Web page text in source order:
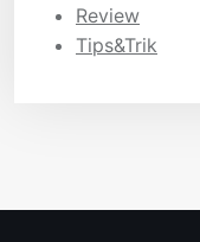
Review
Tips&Trik